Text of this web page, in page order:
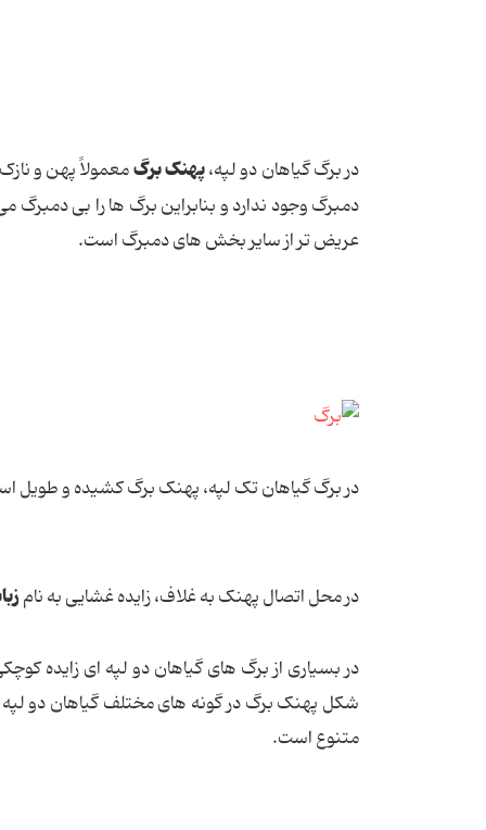
در برگ گیاهان دو لپه،پهنکبرگمعمولاً پهن و
دمبرگ وجود ندارد و بنابراین برگ ها را بی دمبرگ
عریض تر از سایر بخش های دمبرگ است.
در برگ گیاهان تک لپه، پهنک برگ کشیده و طویل
در محل اتصال پهنک به غلاف، زایده غشایی به نام
در بسیاری از برگ های گیاهان دو لپه ای زایده
شکل پهنک برگ در گونه های مختلف گیاهان دو لپه
متنوع است.